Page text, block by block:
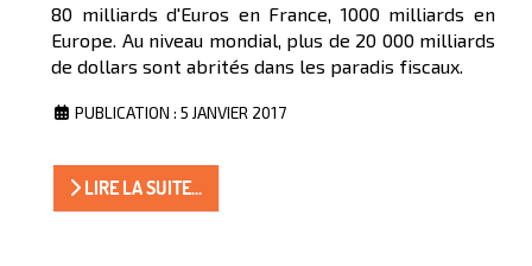
80 milliards d'Euros en France, 1000 milliards en
Europe. Au niveau mondial, plus de 20 000 milliards
de dollars sont abrités dans les paradis fiscaux.
PUBLICATION : 5 JANVIER 2017
LIRE LA SUITE...